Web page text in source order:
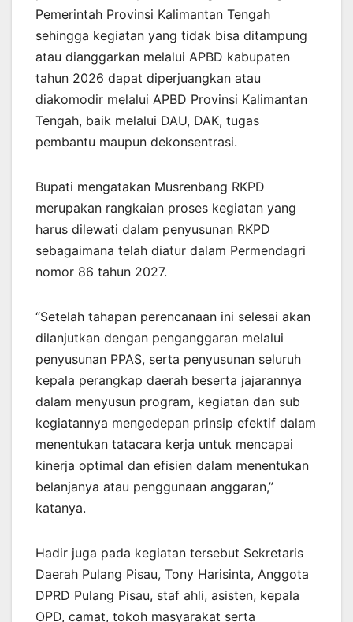
Pemerintah Provinsi Kalimantan Tengah
sehingga kegiatan yang tidak bisa ditampung
atau dianggarkan melalui APBD kabupaten
tahun 2026 dapat diperjuangkan atau
diakomodir melalui APBD Provinsi Kalimantan
Tengah, baik melalui DAU, DAK, tugas
pembantu maupun dekonsentrasi.
Bupati mengatakan Musrenbang RKPD
merupakan rangkaian proses kegiatan yang
harus dilewati dalam penyusunan RKPD
sebagaimana telah diatur dalam Permendagri
nomor 86 tahun 2027.
“Setelah tahapan perencanaan ini selesai akan
dilanjutkan dengan penganggaran melalui
penyusunan PPAS, serta penyusunan seluruh
kepala perangkap daerah beserta jajarannya
dalam menyusun program, kegiatan dan sub
kegiatannya mengedepan prinsip efektif dalam
menentukan tatacara kerja untuk mencapai
kinerja optimal dan efisien dalam menentukan
belanjanya atau penggunaan anggaran,”
katanya.
Hadir juga pada kegiatan tersebut Sekretaris
Daerah Pulang Pisau, Tony Harisinta, Anggota
DPRD Pulang Pisau, staf ahli, asisten, kepala
OPD, camat, tokoh masyarakat serta